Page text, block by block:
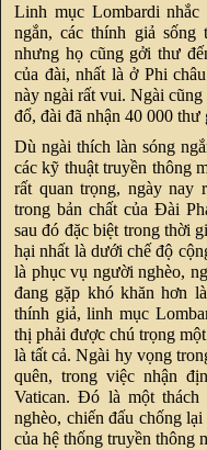
Linh mục Lombardi
ngắn, các thính giả sống
nhưng họ cũng gởi thư
của đài, nhất là ở Phi
này ngài rất vui. Ngài
đổ, đài đã nhận 40 000
Dù ngài thích làn sóng
các kỹ thuật truyền thông
rất quan trọng, ngày nay
trong bản chất của Đài
sau đó đặc biệt trong thời
hại nhất là dưới chế độ
là phục vụ người nghèo,
đang gặp khó khăn hơn
thính giả, linh mục
thị phải được chú trọng
là tất cả. Ngài hy vọng
quên, trong việc nhận
Vatican. Đó là một thách
nghèo, chiến đấu chống
của hệ thống truyền thông